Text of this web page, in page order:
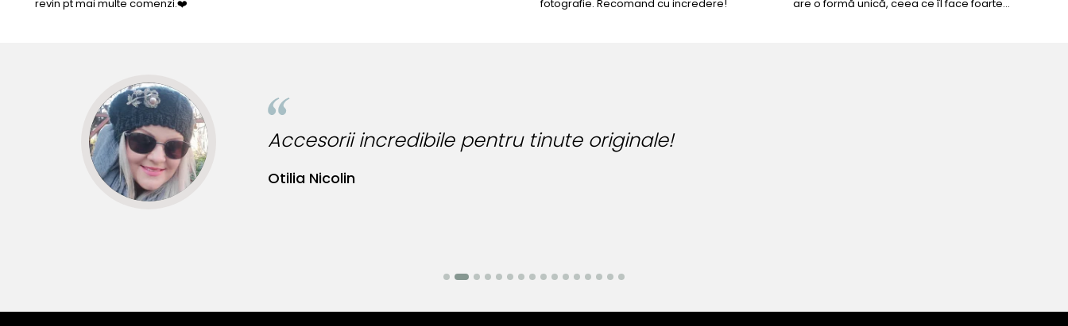
revin pt mai multe comenzi.❤️
fotografie. Recomand cu incredere!
are o formă unică, ceea ce îl face foarte
Bianca Manea-Mocan
Bijuteria perfecta pentru ziua perfecta!